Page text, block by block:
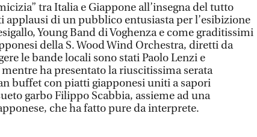
tra Italia e Giappone all’insegna del tutto
applausi di un pubblico entusiasta per l’esibizione
Young Band di Voghenza e come graditissimi
della S. Wood Wind Orchestra, diretti da
le bande locali sono stati Paolo Lenzi e
ha presentato la riuscitissima serata
buffet con piatti giapponesi uniti a sapori
garbo Filippo Scabbia, assieme ad una
che ha fatto pure da interprete.